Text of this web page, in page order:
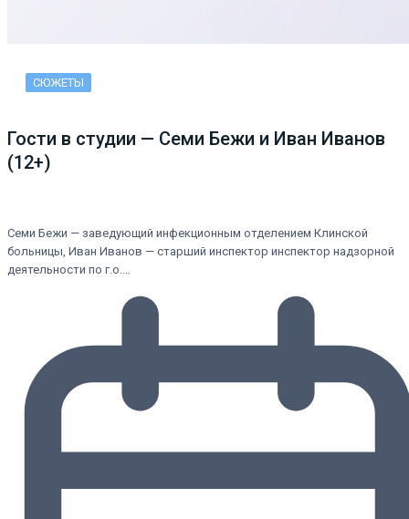
СЮЖЕТЫ
Гости в студии — Семи Бежи и Иван Иванов
(12+)
Семи Бежи — заведующий инфекционным отделением Клинской
больницы, Иван Иванов — старший инспектор инспектор надзорной
деятельности по г.о.…